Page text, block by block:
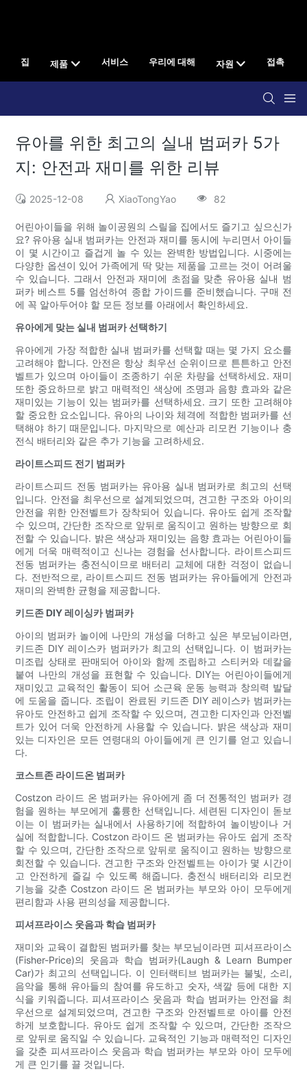
집 제품 서비스 우리에 대해 자원 접촉
유아를 위한 최고의 실내 범퍼카 5가
지: 안전과 재미를 위한 리뷰
2025-12-08 XiaoTongYao 82
어린아이들을 위해 놀이공원의 스릴을 집에서도 즐기고 싶으신가
요? 유아용 실내 범퍼카는 안전과 재미를 동시에 누리면서 아이들
이 몇 시간이고 즐겁게 놀 수 있는 완벽한 방법입니다. 시중에는
다양한 옵션이 있어 가족에게 딱 맞는 제품을 고르는 것이 어려울
수 있습니다. 그래서 안전과 재미에 초점을 맞춘 유아용 실내 범
퍼카 베스트 5를 엄선하여 종합 가이드를 준비했습니다. 구매 전
에 꼭 알아두어야 할 모든 정보를 아래에서 확인하세요.
유아에게 맞는 실내 범퍼카 선택하기
유아에게 가장 적합한 실내 범퍼카를 선택할 때는 몇 가지 요소를
고려해야 합니다. 안전은 항상 최우선 순위이므로 튼튼하고 안전
벨트가 있으며 아이들이 조종하기 쉬운 차량을 선택하세요. 재미
또한 중요하므로 밝고 매력적인 색상에 조명과 음향 효과와 같은
재미있는 기능이 있는 범퍼카를 선택하세요. 크기 또한 고려해야
할 중요한 요소입니다. 유아의 나이와 체격에 적합한 범퍼카를 선
택해야 하기 때문입니다. 마지막으로 예산과 리모컨 기능이나 충
전식 배터리와 같은 추가 기능을 고려하세요.
라이트스피드 전기 범퍼카
라이트스피드 전동 범퍼카는 유아용 실내 범퍼카로 최고의 선택
입니다. 안전을 최우선으로 설계되었으며, 견고한 구조와 아이의
안전을 위한 안전벨트가 장착되어 있습니다. 유아도 쉽게 조작할
수 있으며, 간단한 조작으로 앞뒤로 움직이고 원하는 방향으로 회
전할 수 있습니다. 밝은 색상과 재미있는 음향 효과는 어린아이들
에게 더욱 매력적이고 신나는 경험을 선사합니다. 라이트스피드
전동 범퍼카는 충전식이므로 배터리 교체에 대한 걱정이 없습니
다. 전반적으로, 라이트스피드 전동 범퍼카는 유아들에게 안전과
재미의 완벽한 균형을 제공합니다.
키드존 DIY 레이싱카 범퍼카
아이의 범퍼카 놀이에 나만의 개성을 더하고 싶은 부모님이라면,
키드존 DIY 레이스카 범퍼카가 최고의 선택입니다. 이 범퍼카는
미조립 상태로 판매되어 아이와 함께 조립하고 스티커와 데칼을
붙여 나만의 개성을 표현할 수 있습니다. DIY는 어린아이들에게
재미있고 교육적인 활동이 되어 소근육 운동 능력과 창의력 발달
에 도움을 줍니다. 조립이 완료된 키드존 DIY 레이스카 범퍼카는
유아도 안전하고 쉽게 조작할 수 있으며, 견고한 디자인과 안전벨
트가 있어 더욱 안전하게 사용할 수 있습니다. 밝은 색상과 재미
있는 디자인은 모든 연령대의 아이들에게 큰 인기를 얻고 있습니
다.
코스트존 라이드온 범퍼카
Costzon 라이드 온 범퍼카는 유아에게 좀 더 전통적인 범퍼카 경
험을 원하는 부모에게 훌륭한 선택입니다. 세련된 디자인이 돋보
이는 이 범퍼카는 실내에서 사용하기에 적합하여 놀이방이나 거
실에 적합합니다. Costzon 라이드 온 범퍼카는 유아도 쉽게 조작
할 수 있으며, 간단한 조작으로 앞뒤로 움직이고 원하는 방향으로
회전할 수 있습니다. 견고한 구조와 안전벨트는 아이가 몇 시간이
고 안전하게 즐길 수 있도록 해줍니다. 충전식 배터리와 리모컨
기능을 갖춘 Costzon 라이드 온 범퍼카는 부모와 아이 모두에게
편리함과 사용 편의성을 제공합니다.
피셔프라이스 웃음과 학습 범퍼카
재미와 교육이 결합된 범퍼카를 찾는 부모님이라면 피셔프라이스
(Fisher-Price)의 웃음과 학습 범퍼카(Laugh & Learn Bumper
Car)가 최고의 선택입니다. 이 인터랙티브 범퍼카는 불빛, 소리,
음악을 통해 유아들의 참여를 유도하고 숫자, 색깔 등에 대한 지
식을 키워줍니다. 피셔프라이스 웃음과 학습 범퍼카는 안전을 최
우선으로 설계되었으며, 견고한 구조와 안전벨트로 아이를 안전
하게 보호합니다. 유아도 쉽게 조작할 수 있으며, 간단한 조작으
로 앞뒤로 움직일 수 있습니다. 교육적인 기능과 매력적인 디자인
을 갖춘 피셔프라이스 웃음과 학습 범퍼카는 부모와 아이 모두에
게 큰 인기를 끌 것입니다.